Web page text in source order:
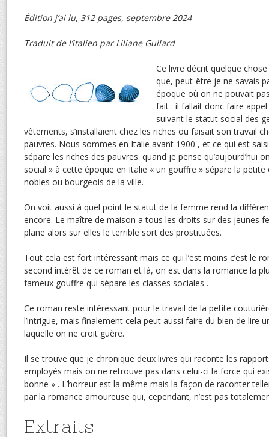
Édition j’ai lu, 312 pages, septembre 2024
Traduit de l’italien par Liliane Guilard
Ce livre décrit quelque
que, peut-être je ne savais
époque où on ne pouvait
fait : il fallait donc faire
suivant le statut social des
vêtements, s’installaient chez les riches ou faisait son travail
pauvres. Nous sommes en Italie avant 1900 , et ce qui est
sépare les riches des pauvres. quand je pense qu’aujourd’hui
social » à cette époque en Italie « un gouffre » sépare la
nobles ou bourgeois de la ville.
On voit aussi à quel point le statut de la femme rend la
encore. Le maître de maison a tous les droits sur des jeunes
plane alors sur elles le terrible sort des prostituées.
Tout cela est fort intéressant mais ce qui l’est moins c’est le
second intérêt de ce roman et là, on est dans la romance la
fameux gouffre qui sépare les classes sociales .
Ce roman reste intéressant pour le travail de la petite
l’intrigue, mais finalement cela peut aussi faire du bien de lire
laquelle on ne croit guère.
Il se trouve que je chronique deux livres qui raconte les
employés mais on ne retrouve pas dans celui-ci la force qui
bonne » . L’horreur est la même mais la façon de raconter
par la romance amoureuse qui, cependant, n’est pas
Extraits